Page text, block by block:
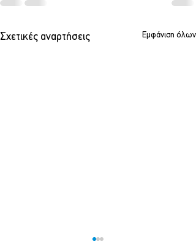
Σχετικές αναρτήσεις Εμφάνιση όλων